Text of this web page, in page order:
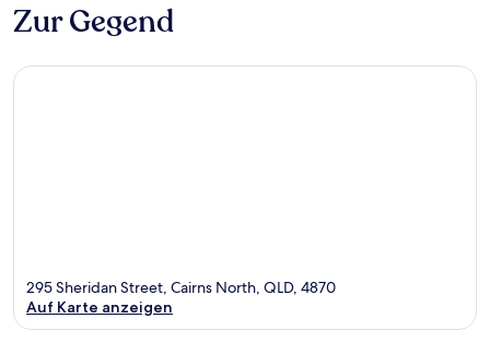
Zur Gegend
295 Sheridan Street, Cairns North, QLD, 4870
Auf Karte anzeigen